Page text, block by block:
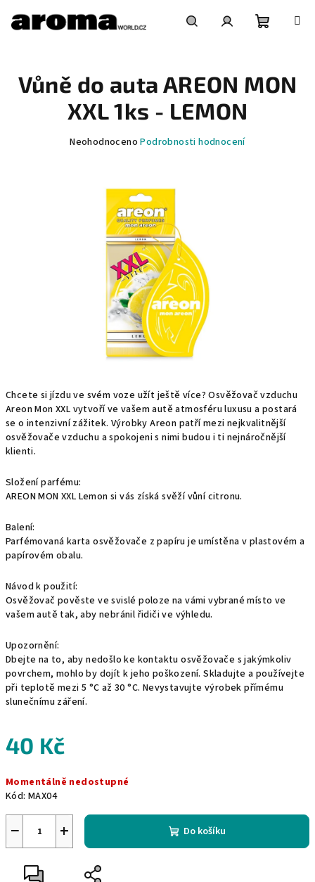
obsah
košík
Chcete si jízdu ve svém voze užít ještě více? Osvěžovač vzduchu
Areon Mon XXL vytvoří ve vašem autě atmosféru luxusu a postará
se o intenzivní zážitek. Výrobky Areon patří mezi nejkvalitnější
osvěžovače vzduchu a spokojeni s nimi budou i ti nejnáročnější
klienti.
Složení parfému:
AREON MON XXL Lemon si vás získá svěží vůní citronu.
Balení:
Parfémovaná karta osvěžovače z papíru je umístěna v plastovém a
papírovém obalu.
Návod k použití:
Osvěžovač pověste ve svislé poloze na vámi vybrané místo ve
vašem autě tak, aby nebránil řidiči ve výhledu.
Upozornění:
Dbejte na to, aby nedošlo ke kontaktu osvěžovače s jakýmkoliv
povrchem, mohlo by dojít k jeho poškození. Skladujte a používejte
při teplotě mezi 5 °C až 30 °C. Nevystavujte výrobek přímému
slunečnímu záření.
40 Kč
cena:
Momentálně nedostupné
Kód: MAX04
+
− Do košíku
Vůně do auta AREON MON
XXL 1ks - LEMON
Průměrné
hvězdiček.
Neohodnoceno Podrobnosti hodnocení